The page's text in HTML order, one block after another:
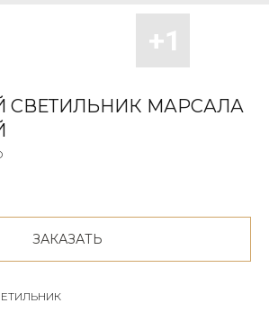
СВЕТИЛЬНИК МАРСАЛА
ЗАКАЗАТЬ